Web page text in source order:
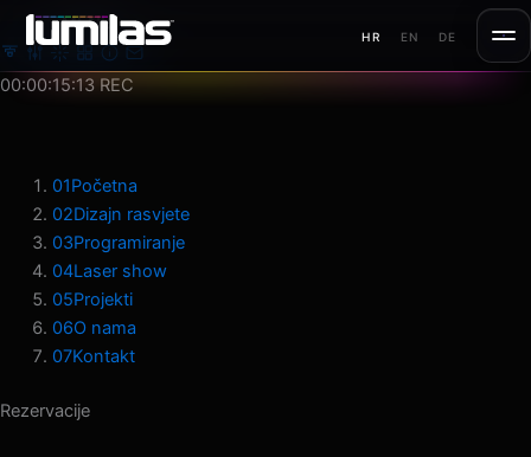
Preskoči
na
sadržaj
MENU
00:00:17:22 REC
HR EN DE
01Početna
02Dizajn rasvjete
03Programiranje
04Laser show
05Projekti
06O nama
07Kontakt
Rezervacije